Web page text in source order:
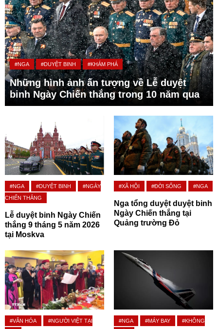
#NGA #DUYỆT BINH #KHÁM PHÁ
Những hình ảnh ấn tượng về Lễ duyệt
binh Ngày Chiến thắng trong 10 năm qua
#NGA #DUYỆT BINH
#NGÀY
CHIẾN THẮNG
Lễ duyệt binh Ngày Chiến
thắng 9 tháng 5 năm 2026
tại Moskva
#XÃ HỘI #ĐỜI SỐNG #NGA
Nga tổng duyệt duyệt binh
Ngày Chiến thắng tại
Quảng trường Đỏ
#VĂN HÓA
#NGƯỜI VIỆT TẠI
#NGA #MÁY BAY
#KHÔNG